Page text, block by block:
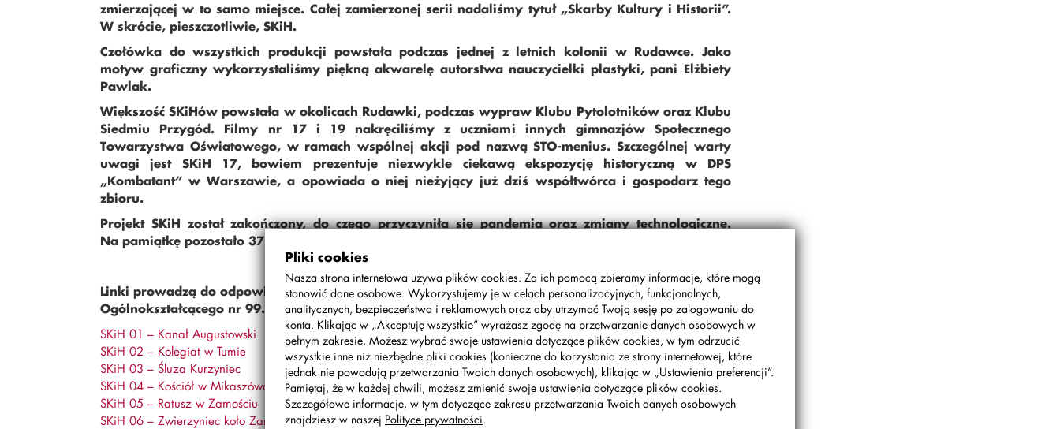
Pliki cookies
Nasza strona internetowa używa plików cookies. Za ich pomocą zbieramy informacje, które mogą
stanowić dane osobowe. Wykorzystujemy je w celach personalizacyjnych, funkcjonalnych,
analitycznych, bezpieczeństwa i reklamowych oraz aby utrzymać Twoją sesję po zalogowaniu do
konta. Klikając w „Akceptuję wszystkie” wyrażasz zgodę na przetwarzanie danych osobowych w
pełnym zakresie. Możesz wybrać swoje ustawienia dotyczące plików cookies, w tym odrzucić
wszystkie inne niż niezbędne pliki cookies (konieczne do korzystania ze strony internetowej, które
jednak nie powodują przetwarzania Twoich danych osobowych), klikając w „Ustawienia preferencji”.
Pamiętaj, że w każdej chwili, możesz zmienić swoje ustawienia dotyczące plików cookies.
Szczegółowe informacje, w tym dotyczące zakresu przetwarzania Twoich danych osobowych
znajdziesz w naszej Polityce prywatności.
zmierzającej w to samo miejsce. Całej zamierzonej serii nadaliśmy tytuł „Skarby Kultury i Historii”.
W skrócie, pieszczotliwie, SKiH.
Czołówka do wszystkich produkcji powstała podczas jednej z letnich kolonii w Rudawce. Jako
motyw graficzny wykorzystaliśmy piękną akwarelę autorstwa nauczycielki plastyki, pani Elżbiety
Pawlak.
Większość SKiHów powstała w okolicach Rudawki, podczas wypraw Klubu Pytolotników oraz Klubu
Siedmiu Przygód. Filmy nr 17 i 19 nakręciliśmy z uczniami innych gimnazjów Społecznego
Towarzystwa Oświatowego, w ramach wspólnej akcji pod nazwą STO-menius. Szczególnej warty
uwagi jest SKiH 17, bowiem prezentuje niezwykle ciekawą ekspozycję historyczną w DPS
„Kombatant” w Warszawie, a opowiada o niej nieżyjący już dziś współtwórca i gospodarz tego
zbioru.
Projekt SKiH został zakończony, do czego przyczyniła się pandemia oraz zmiany technologiczne.
Na pamiątkę pozostało 37 filmów, do których obejrzenia serdecznie zapraszamy!
Linki prowadzą do odpowiedniego działu naszej Filmoteki Szkolnej na stronie Społecznego Liceum
Ogólnokształcącego nr 99.
SKiH 01 – Kanał Augustowski
SKiH 02 – Kolegiat w Tumie
SKiH 03 – Śluza Kurzyniec
SKiH 04 – Kościół w Mikaszówce
SKiH 05 – Ratusz w Zamościu
SKiH 06 – Zwierzyniec koło Zamościa